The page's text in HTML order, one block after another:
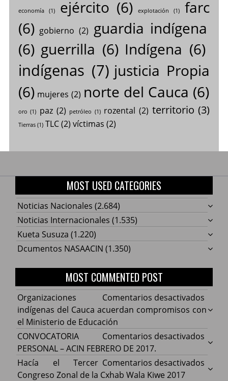
economía(1) ejército (6) explotación (1)
farc
(6) gobierno (2) guardia indígena
(6) guerrilla (6) Indígena (6)
indígenas (7) justicia Propia
(6) mujeres (2) norte del Cauca (6)
oro (1) paz (2) petróleo (1) rozental (2) territorio (3)
Tierras(1) TLC(2) víctimas (2)
MOST USED CATEGORIES
Noticias Nacionales (2.684)
Noticias Internacionales (1.535)
Kueta Susuza (1.220)
Dcumentos NASAACIN (1.350)
MOST COMMENTED POST
Comentarios desactivados
Cauca
Organizaciones
indígenas del Cauca acuerdan compromisos con
el Ministerio de Educación
Comentarios desactivados
CONVOCATORIA
PERSONAL – ACIN FEBRERO DE 2017.
Comentarios desactivados
Hacía
Hacía el Tercer
Congreso Zonal de la Cxhab Wala Kiwe 2017